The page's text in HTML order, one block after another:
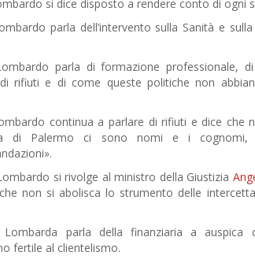
si dice disposto a rendere conto di ogni
parla dell’intervento sulla Sanità e
parla di formazione professionale,
rifiuti e di come queste politiche non
continua a parlare di rifiuti e dice che
di Palermo ci sono nomi e i cognomi,
si rivolge al ministro della Giustizia
non si abolisca lo strumento delle
Lombarda parla della finanziaria a auspica
fertile al clientelismo.